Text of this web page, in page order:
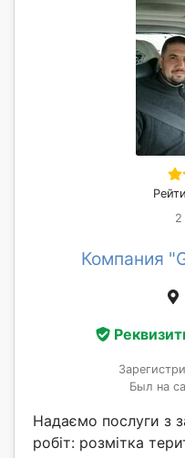
2
Компания
Был на
Надаємо послуги з
робіт: розмітка